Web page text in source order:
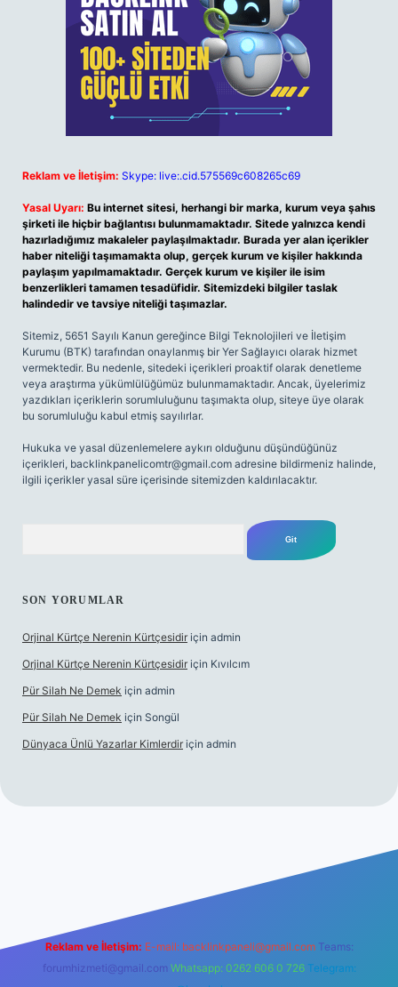
Reklam ve İletişim: Skype: live:.cid.575569c608265c69
Yasal Uyarı: Bu internet sitesi, herhangi bir marka, kurum veya şahıs
şirketi ile hiçbir bağlantısı bulunmamaktadır. Sitede yalnızca kendi
hazırladığımız makaleler paylaşılmaktadır. Burada yer alan içerikler
haber niteliği taşımamakta olup, gerçek kurum ve kişiler hakkında
paylaşım yapılmamaktadır. Gerçek kurum ve kişiler ile isim
benzerlikleri tamamen tesadüfidir. Sitemizdeki bilgiler taslak
halindedir ve tavsiye niteliği taşımazlar.
Sitemiz, 5651 Sayılı Kanun gereğince Bilgi Teknolojileri ve İletişim
Kurumu (BTK) tarafından onaylanmış bir Yer Sağlayıcı olarak hizmet
vermektedir. Bu nedenle, sitedeki içerikleri proaktif olarak denetleme
veya araştırma yükümlülüğümüz bulunmamaktadır. Ancak, üyelerimiz
yazdıkları içeriklerin sorumluluğunu taşımakta olup, siteye üye olarak
bu sorumluluğu kabul etmiş sayılırlar.
Hukuka ve yasal düzenlemelere aykırı olduğunu düşündüğünüz
içerikleri, backlinkpanelicomtr@gmail.com adresine bildirmeniz halinde,
ilgili içerikler yasal süre içerisinde sitemizden kaldırılacaktır.
SON YORUMLAR
Orjinal Kürtçe Nerenin Kürtçesidir için admin
Orjinal Kürtçe Nerenin Kürtçesidir için Kıvılcım
Pür Silah Ne Demek için admin
Pür Silah Ne Demek için Songül
Dünyaca Ünlü Yazarlar Kimlerdir için admin
Reklam ve İletişim: E-mail: backlinkpaneli@gmail.com Teams:
forumhizmeti@gmail.com Whatsapp: 0262 606 0 726 Telegram: